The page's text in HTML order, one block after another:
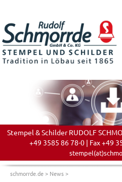
Stempel & Schilder RUDOLF
+49 3585 86 78-0 | Fax +49
schmorrde.de> News>